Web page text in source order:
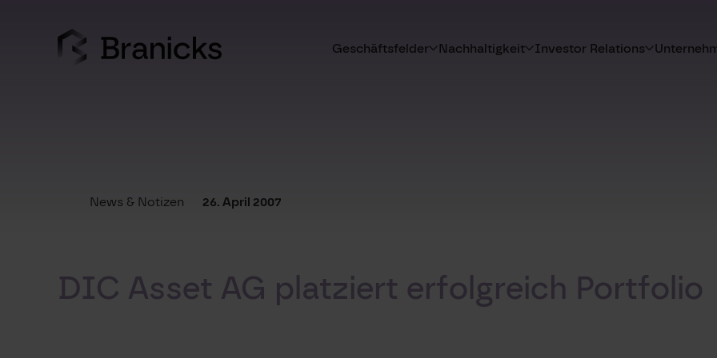
Geschäftsfelder Nachhaltigkeit Investor Relations
News & Notizen 26. April 2007
DIC Asset AG platziert erfolgreich Portfolio